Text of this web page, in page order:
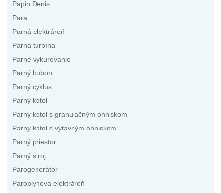
Papin Denis
Para
Parná elektráreň
Parná turbína
Parné vykurovanie
Parný bubon
Parný cyklus
Parný kotol
Parný kotol s granulačným ohniskom
Parný kotol s výtavným ohniskom
Parný priestor
Parný stroj
Parogenerátor
Paroplynová elektráreň